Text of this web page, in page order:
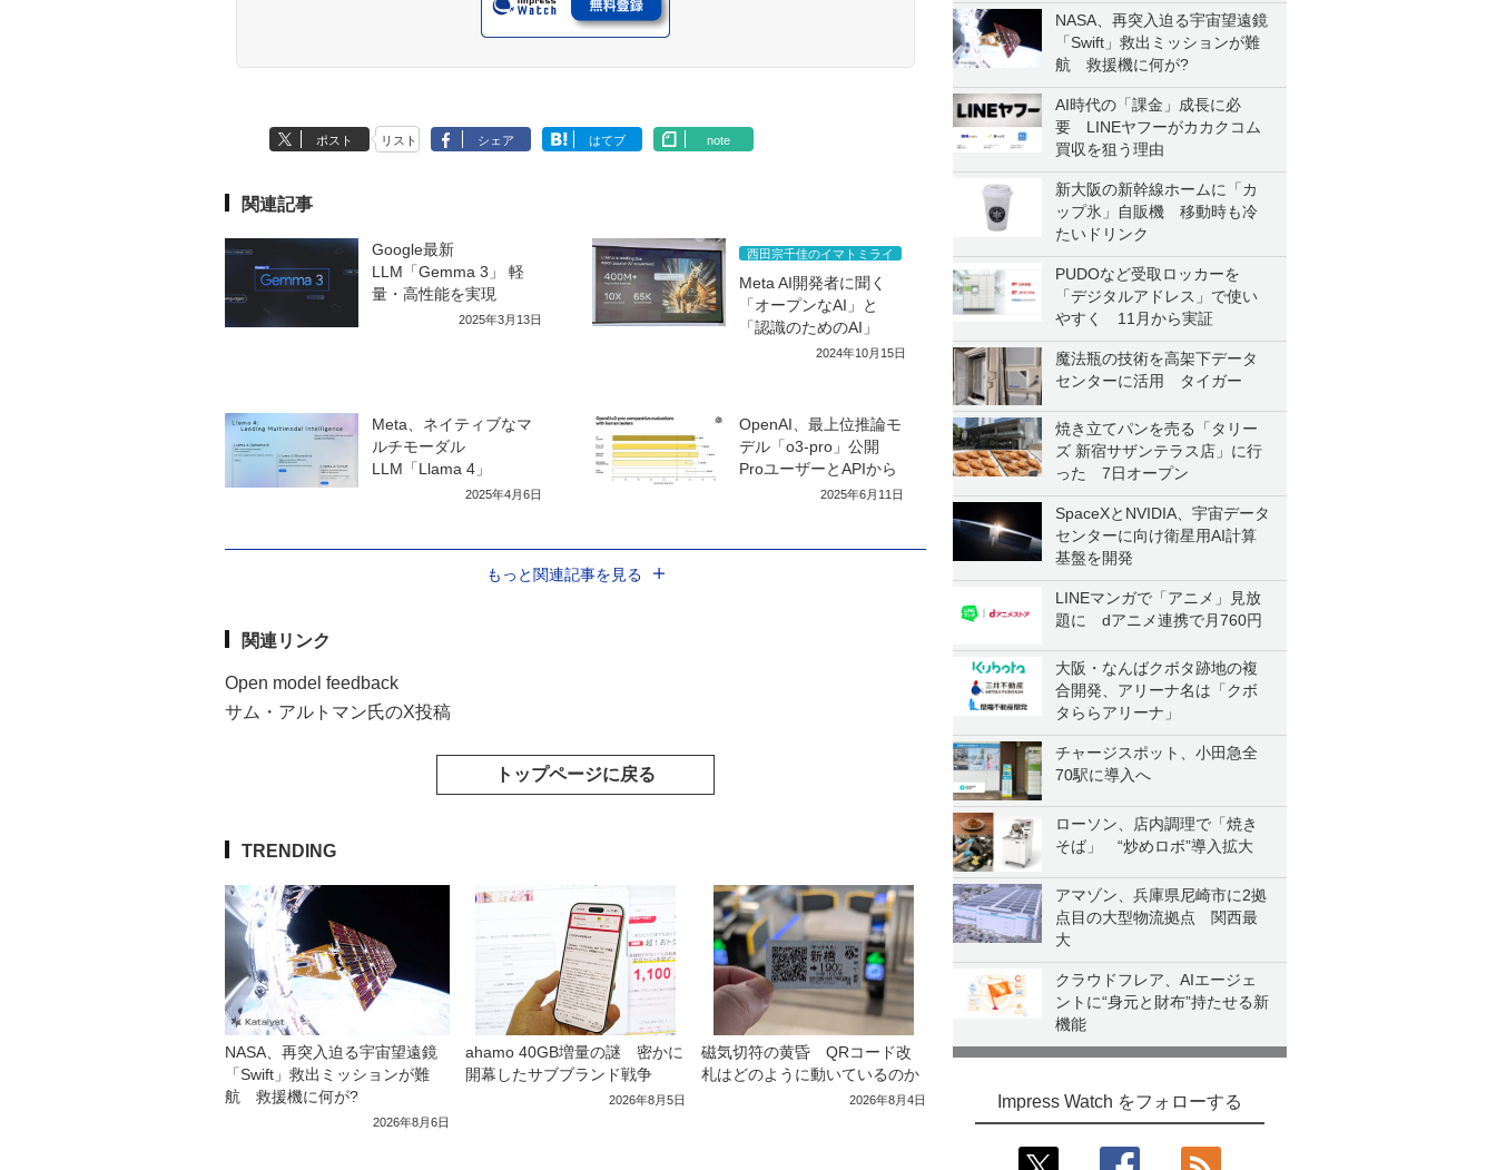
NASA、再突入迫る宇宙望遠鏡
「Swift」救出ミッションが難
航 救援機に何が?
AI時代の「課金」成長に必
要 LINEヤフーがカカクコム
買収を狙う理由
新大阪の新幹線ホームに「カ
ップ氷」自販機 移動時も冷
たいドリンク
PUDOなど受取ロッカーを
「デジタルアドレス」で使い
やすく 11月から実証
魔法瓶の技術を高架下データ
センターに活用 タイガー
焼き立てパンを売る「タリー
ズ 新宿サザンテラス店」に行
った 7日オープン
SpaceXとNVIDIA、宇宙データ
センターに向け衛星用AI計算
基盤を開発
LINEマンガで「アニメ」見放
題に dアニメ連携で月760円
大阪・なんばクボタ跡地の複
合開発、アリーナ名は「クボ
タららアリーナ」
チャージスポット、小田急全
70駅に導入へ
ローソン、店内調理で「焼き
そば」 “炒めロボ”導入拡大
アマゾン、兵庫県尼崎市に2拠
点目の大型物流拠点 関西最
大
クラウドフレア、AIエージェ
ントに“身元と財布”持たせる新
機能
Impress Watch をフォローする
ポスト リスト シェア はてブ note
関連記事
Google最新
LLM「Gemma 3」 軽
量・高性能を実現
2025年3月13日
西田宗千佳のイマトミライ
Meta AI開発者に聞く
「オープンなAI」と
「認識のためのAI」
2024年10月15日
Meta、ネイティブなマ
ルチモーダル
LLM「Llama 4」
2025年4月6日
OpenAI、最上位推論モ
デル「o3-pro」公開
ProユーザーとAPIから
2025年6月11日
もっと関連記事を見る
関連リンク
Open model feedback
サム・アルトマン氏のX投稿
トップページに戻る
TRENDING
NASA、再突入迫る宇宙望遠鏡
「Swift」救出ミッションが難
航 救援機に何が?
2026年8月6日
ahamo 40GB増量の謎 密かに
開幕したサブブランド戦争
2026年8月5日
磁気切符の黄昏 QRコード改
札はどのように動いているのか
2026年8月4日